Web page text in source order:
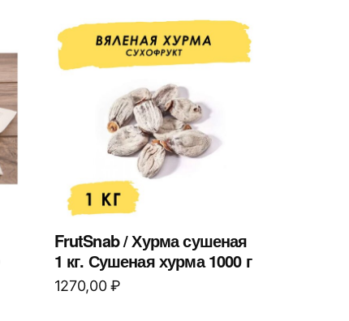
FrutSnab / Хурма сушеная
1 кг. Сушеная хурма 1000 г
1270,00₽